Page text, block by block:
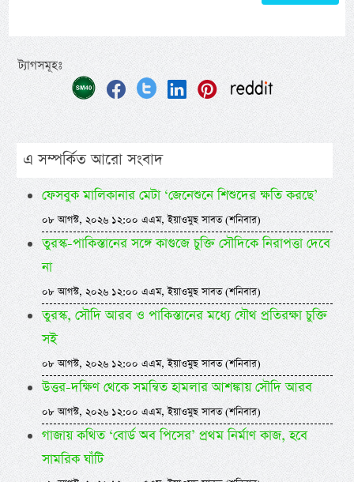
ট্যাগসমূহঃ
এ সম্পর্কিত আরো সংবাদ
ফেসবুক মালিকানার মেটা ‘জেনেশুনে শিশুদের ক্ষতি করছে’
০৮ আগস্ট, ২০২৬ ১২:০০ এএম, ইয়াওমুছ সাবত (শনিবার)
তুরস্ক-পাকিস্তানের সঙ্গে কাগুজে চুক্তি সৌদিকে নিরাপত্তা দেবে
না
০৮ আগস্ট, ২০২৬ ১২:০০ এএম, ইয়াওমুছ সাবত (শনিবার)
তুরস্ক, সৌদি আরব ও পাকিস্তানের মধ্যে যৌথ প্রতিরক্ষা চুক্তি
সই
০৮ আগস্ট, ২০২৬ ১২:০০ এএম, ইয়াওমুছ সাবত (শনিবার)
উত্তর-দক্ষিণ থেকে সমন্বিত হামলার আশঙ্কায় সৌদি আরব
০৮ আগস্ট, ২০২৬ ১২:০০ এএম, ইয়াওমুছ সাবত (শনিবার)
গাজায় কথিত ‘বোর্ড অব পিসের’ প্রথম নির্মাণ কাজ, হবে
সামরিক ঘাঁটি